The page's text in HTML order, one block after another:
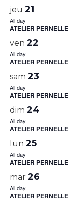
jeu 21
All day
ATELIER PERNELLE
ven 22
All day
ATELIER PERNELLE
sam 23
All day
ATELIER PERNELLE
dim 24
All day
ATELIER PERNELLE
lun 25
All day
ATELIER PERNELLE
mar 26
All day
ATELIER PERNELLE